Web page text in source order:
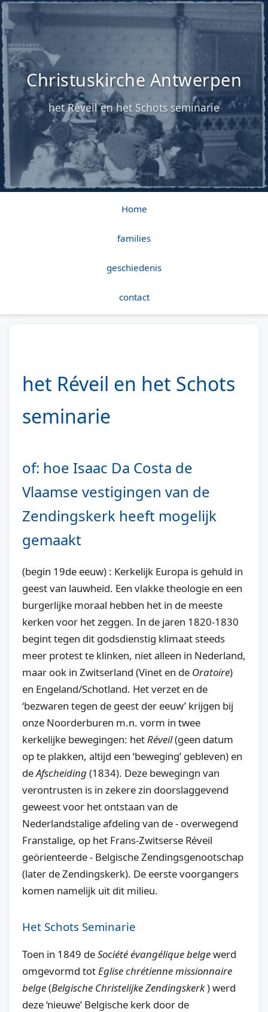
Christuskirche Antwerpen
het Réveil en het Schots seminarie
Home
families
geschiedenis
contact
het Réveil en het Schots
seminarie
of: hoe Isaac Da Costa de
Vlaamse vestigingen van de
Zendingskerk heeft mogelijk
gemaakt
(begin 19de eeuw) : Kerkelijk Europa is gehuld in
geest van lauwheid. Een vlakke theologie en een
burgerlijke moraal hebben het in de meeste
kerken voor het zeggen. In de jaren 1820-1830
begint tegen dit godsdienstig klimaat steeds
meer protest te klinken, niet alleen in Nederland,
maar ook in Zwitserland (Vinet en de Oratoire)
en Engeland/Schotland. Het verzet en de
‘bezwaren tegen de geest der eeuw’ krijgen bij
onze Noorderburen m.n. vorm in twee
kerkelijke bewegingen: hetRéveil(geen datum
op te plakken, altijd een ‘beweging’ gebleven) en
deAfscheiding(1834). Deze bewegingn van
verontrusten is in zekere zin doorslaggevend
geweest voor het ontstaan van de
Nederlandstalige afdeling van de - overwegend
Franstalige, op het Frans-Zwitserse Réveil
geörienteerde - Belgische Zendingsgenootschap
(later de Zendingskerk). De eerste voorgangers
komen namelijk uit dit milieu.
Het Schots Seminarie
Toen in 1849 deSociété évangélique belgewerd
omgevormd tot Eglise chrétienne missionnaire
belge(Belgische Christelijke Zendingskerk) werd
deze ‘nieuwe’ Belgische kerk door de